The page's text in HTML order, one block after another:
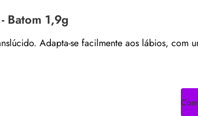
Batom 1,9g
Adapta-se facilmente aos lábios, com